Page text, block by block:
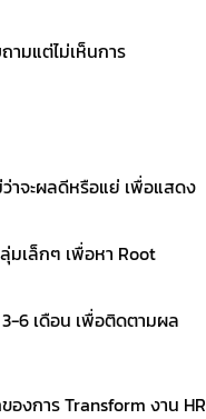
มแต่ไม่เห็นการ
าจะผลดีหรือแย่ เพื่อแสดง
เล็กๆ เพื่อหา Root
6 เดือน เพื่อติดตามผล
งการ Transform งาน HR